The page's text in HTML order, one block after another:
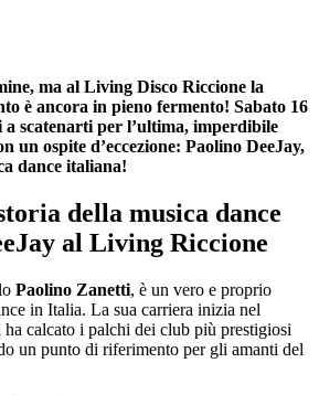
ma al Living Disco Riccione la
è ancora in pieno fermento! Sabato 16
scatenarti per l’ultima, imperdibile
un ospite d’eccezione: Paolino DeeJay,
dance italiana!
della musica dance
al Living Riccione
Paolino Zanetti, è un vero e proprio
in Italia. La sua carriera inizia nel
calcato i palchi dei club più prestigiosi
un punto di riferimento per gli amanti del